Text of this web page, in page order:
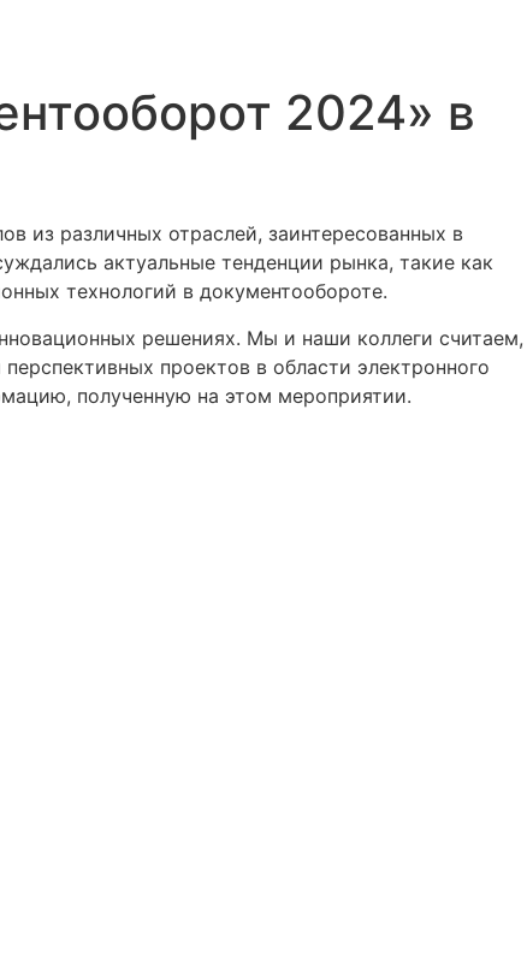
2024» в
из различных отраслей, заинтересованных в
актуальные тенденции рынка, такие как
технологий в документообороте.
решениях. Мы и наши коллеги считаем,
проектов в области электронного
полученную на этом мероприятии.